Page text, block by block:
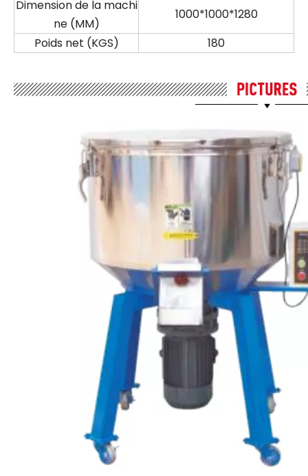
Dimension de la machi
ne (MM)
1000*1000*1280
Poids net (KGS)
180